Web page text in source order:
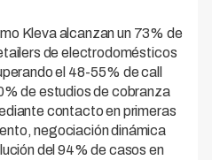
Kleva alcanzan un 73% de
de electrodomésticos
el 48-55% de call
de estudios de cobranza
contacto en primeras
negociación dinámica
del 94% de casos en